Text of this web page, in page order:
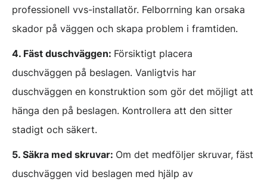
professionell vvs-installatör. Felborrning kan orsaka
skador på väggen och skapa problem i framtiden.
4. Fäst duschväggen: Försiktigt placera
duschväggen på beslagen. Vanligtvis har
duschväggen en konstruktion som gör det möjligt att
hänga den på beslagen. Kontrollera att den sitter
stadigt och säkert.
5. Säkra med skruvar: Om det medföljer skruvar, fäst
duschväggen vid beslagen med hjälp av